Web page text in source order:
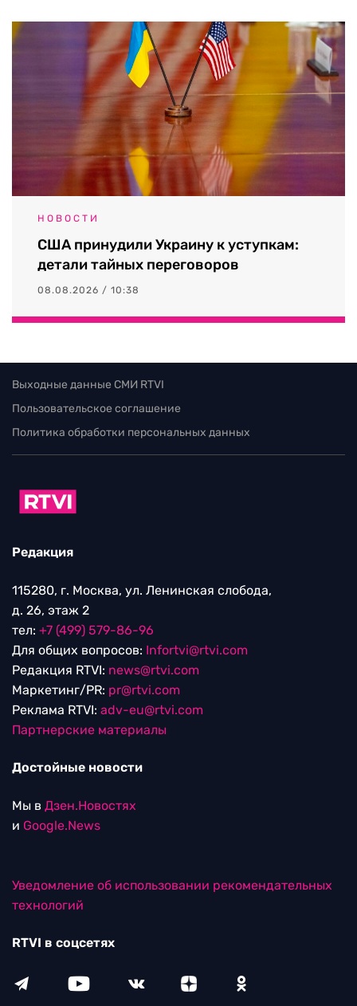
НОВОСТИ
США принудили Украину к уступкам:
детали тайных переговоров
08.08.2026 / 10:38
Выходные данные СМИ RTVI
Пользовательское соглашение
Политика обработки персональных данных
Редакция
115280, г. Москва, ул. Ленинская слобода,
д. 26, этаж 2
тел: +7 (499) 579-86-96
Для общих вопросов: Infortvi@rtvi.com
Редакция RTVI: news@rtvi.com
Маркетинг/PR: pr@rtvi.com
Реклама RTVI: adv-eu@rtvi.com
Партнерские материалы
Достойные новости
Мы в Дзен.Новостях
и Google.News
Уведомление об использовании рекомендательных
технологий
RTVI в соцсетях